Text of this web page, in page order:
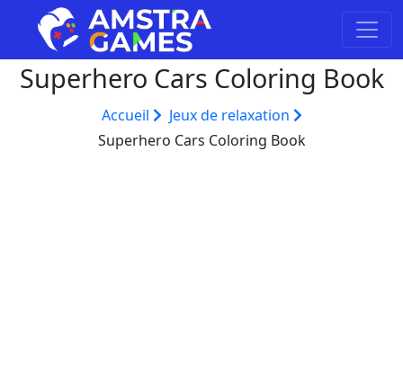
Superhero Cars Coloring Book
Accueil
Jeux de relaxation
Superhero Cars Coloring Book